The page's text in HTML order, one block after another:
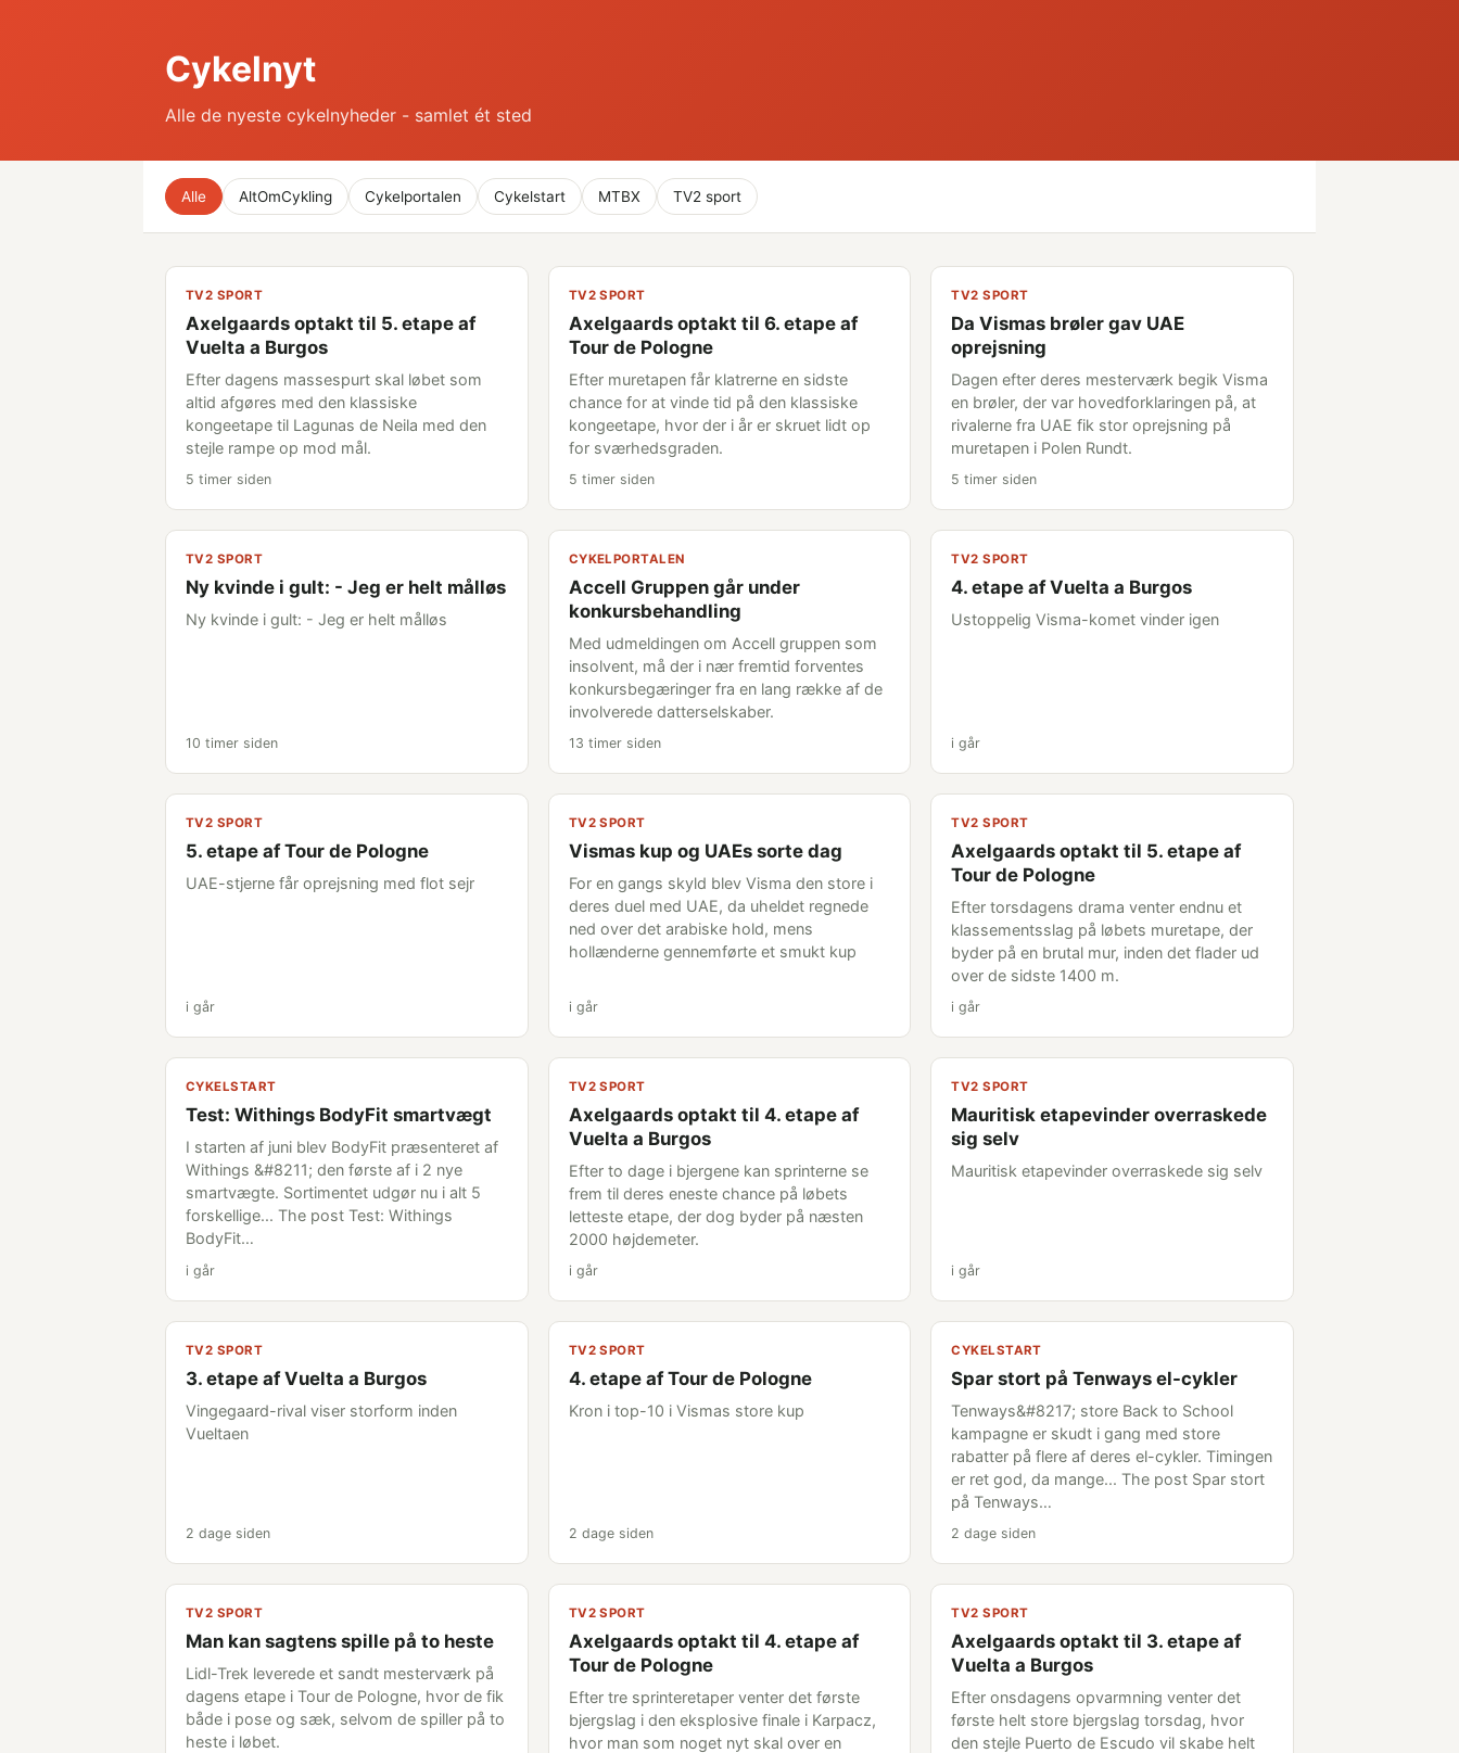
Cykelnyt
Alle de nyeste cykelnyheder - samlet ét sted
Alle AltOmCykling Cykelportalen Cykelstart MTBX TV2 sport
TV2 SPORT
Axelgaards optakt til 5. etape af
Vuelta a Burgos
Efter dagens massespurt skal løbet som
altid afgøres med den klassiske
kongeetape til Lagunas de Neila med den
stejle rampe op mod mål.
5 timer siden
TV2 SPORT
Axelgaards optakt til 6. etape af
Tour de Pologne
Efter muretapen får klatrerne en sidste
chance for at vinde tid på den klassiske
kongeetape, hvor der i år er skruet lidt op
for sværhedsgraden.
5 timer siden
TV2 SPORT
Da Vismas brøler gav UAE
oprejsning
Dagen efter deres mesterværk begik Visma
en brøler, der var hovedforklaringen på, at
rivalerne fra UAE fik stor oprejsning på
muretapen i Polen Rundt.
5 timer siden
TV2 SPORT
Ny kvinde i gult: - Jeg er helt målløs
Ny kvinde i gult: - Jeg er helt målløs
10 timer siden
CYKELPORTALEN
Accell Gruppen går under
konkursbehandling
Med udmeldingen om Accell gruppen som
insolvent, må der i nær fremtid forventes
konkursbegæringer fra en lang række af de
involverede datterselskaber.
13 timer siden
TV2 SPORT
4. etape af Vuelta a Burgos
Ustoppelig Visma-komet vinder igen
i går
TV2 SPORT
5. etape af Tour de Pologne
UAE-stjerne får oprejsning med flot sejr
i går
TV2 SPORT
Vismas kup og UAEs sorte dag
For en gangs skyld blev Visma den store i
deres duel med UAE, da uheldet regnede
ned over det arabiske hold, mens
hollænderne gennemførte et smukt kup
i går
TV2 SPORT
Axelgaards optakt til 5. etape af
Tour de Pologne
Efter torsdagens drama venter endnu et
klassementsslag på løbets muretape, der
byder på en brutal mur, inden det flader ud
over de sidste 1400 m.
i går
CYKELSTART
Test: Withings BodyFit smartvægt
I starten af juni blev BodyFit præsenteret af
Withings &#8211; den første af i 2 nye
smartvægte. Sortimentet udgør nu i alt 5
forskellige... The post Test: Withings
BodyFit…
i går
TV2 SPORT
Axelgaards optakt til 4. etape af
Vuelta a Burgos
Efter to dage i bjergene kan sprinterne se
frem til deres eneste chance på løbets
letteste etape, der dog byder på næsten
2000 højdemeter.
i går
TV2 SPORT
Mauritisk etapevinder overraskede
sig selv
Mauritisk etapevinder overraskede sig selv
i går
TV2 SPORT
3. etape af Vuelta a Burgos
Vingegaard-rival viser storform inden
Vueltaen
2 dage siden
TV2 SPORT
4. etape af Tour de Pologne
Kron i top-10 i Vismas store kup
2 dage siden
CYKELSTART
Spar stort på Tenways el-cykler
Tenways&#8217; store Back to School
kampagne er skudt i gang med store
rabatter på flere af deres el-cykler. Timingen
er ret god, da mange... The post Spar stort
på Tenways…
2 dage siden
TV2 SPORT
Man kan sagtens spille på to heste
Lidl-Trek leverede et sandt mesterværk på
dagens etape i Tour de Pologne, hvor de fik
både i pose og sæk, selvom de spiller på to
heste i løbet.
TV2 SPORT
Axelgaards optakt til 4. etape af
Tour de Pologne
Efter tre sprinteretaper venter det første
bjergslag i den eksplosive finale i Karpacz,
hvor man som noget nyt skal over en
TV2 SPORT
Axelgaards optakt til 3. etape af
Vuelta a Burgos
Efter onsdagens opvarmning venter det
første helt store bjergslag torsdag, hvor
den stejle Puerto de Escudo vil skabe helt